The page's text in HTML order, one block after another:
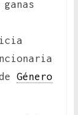
Género